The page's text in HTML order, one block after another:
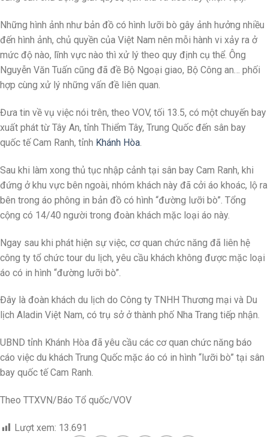
Những hình ảnh như bản đồ có hình lưỡi bò gây ảnh hưởng nhiều
đến hình ảnh, chủ quyền của Việt Nam nên mỗi hành vi xảy ra ở
mức độ nào, lĩnh vực nào thì xử lý theo quy định cụ thể. Ông
Nguyễn Văn Tuấn cũng đã đề Bộ Ngoại giao, Bộ Công an… phối
hợp cùng xử lý những vấn đề liên quan.
Đưa tin về vụ việc nói trên, theo VOV, tối 13.5, có một chuyến bay
xuất phát từ Tây An, tỉnh Thiểm Tây, Trung Quốc đến sân bay
quốc tế Cam Ranh, tỉnh Khánh Hòa.
Sau khi làm xong thủ tục nhập cảnh tại sân bay Cam Ranh, khi
đứng ở khu vực bên ngoài, nhóm khách này đã cởi áo khoác, lộ ra
bên trong áo phông in bản đồ có hình “đường lưỡi bò”. Tổng
cộng có 14/40 người trong đoàn khách mặc loại áo này.
Ngay sau khi phát hiện sự việc, cơ quan chức năng đã liên hệ
công ty tổ chức tour du lịch, yêu cầu khách không được mặc loại
áo có in hình “đường lưỡi bò”.
Đây là đoàn khách du lịch do Công ty TNHH Thương mại và Du
lịch Aladin Việt Nam, có trụ sở ở thành phố Nha Trang tiếp nhận.
UBND tỉnh Khánh Hòa đã yêu cầu các cơ quan chức năng báo
cáo việc du khách Trung Quốc mặc áo có in hình “lưỡi bò” tại sân
bay quốc tế Cam Ranh.
Theo TTXVN/Báo Tổ quốc/VOV
Lượt xem: 13.691